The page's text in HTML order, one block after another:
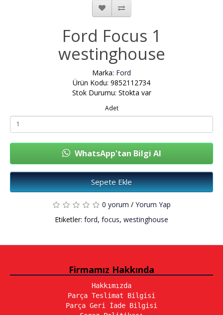
Ford Focus 1
westinghouse
Marka: Ford
Ürün Kodu: 9852112734
Stok Durumu: Stokta var
Adet
WhatsApp'tan Bilgi Al
Sepete Ekle
0 yorum / Yorum Yap
Etiketler: ford, focus, westinghouse
Firmamız Hakkında
Hakkımızda
Parça Teslimat Bilgisi
Parça Geri İade Bilgisi